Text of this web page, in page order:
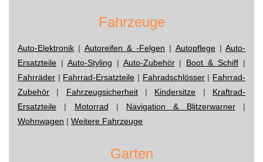
Fahrzeuge
Auto-Elektronik | Autoreifen & -Felgen | Autopflege| Auto-
Ersatzteile | Auto-Styling | Auto-Zubehör| Boot & Schiff |
Fahrräder | Fahrrad-Ersatzteile | Fahradschlösser| Fahrrad-
Zubehör | Fahrzeugsicherheit| Kindersitze | Kraftrad-
Ersatzteile | Motorrad | Navigation & Blitzerwarner|
Wohnwagen | Weitere Fahrzeuge
Garten